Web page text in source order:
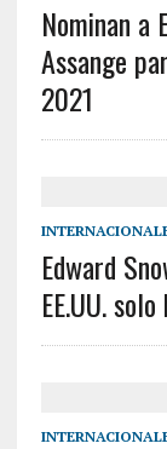
Nominan a
Assange
2021
Edward
EE.UU.